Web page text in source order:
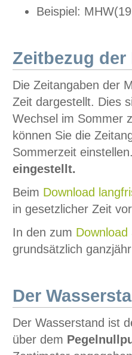
Beispiel:
Zeitbezug der
Die Zeitangaben der
Zeit dargestellt. Dies
Wechsel im Sommer
können Sie die
Sommerzeit
eingestellt.
Beim Download
in gesetzlicher Zeit
In den zum Download
grundsätzlich
Der
Der Wasserstand ist
über dem